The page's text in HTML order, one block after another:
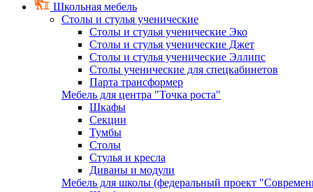
Школьная мебель
Столы и стулья ученические
Столы и стулья ученические Эко
Столы и стулья ученические Джет
Столы и стулья ученические Эллипс
Столы ученические для спецкабинетов
Парта трансформер
Мебель для центра "Точка роста"
Шкафы
Секции
Тумбы
Столы
Стулья и кресла
Диваны и модули
Мебель для школы (федеральный проект